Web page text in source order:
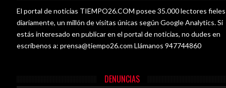
El portal de noticias TIEMPO26.COM posee 35.000 lectores fieles
diariamente, un millón de visitas únicas según Google Analytics. Si
estás interesado en publicar en el portal de noticias, no dudes en
escríbenos a:prensa@tiempo26.com Llámanos 947744860
DENUNCIAS